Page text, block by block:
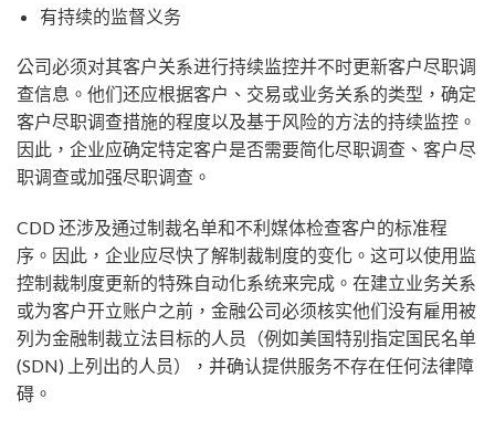
有持续的监督义务
公司必须对其客户关系进行持续监控并不时更新客户尽职调
查信息。他们还应根据客户、交易或业务关系的类型，确定
客户尽职调查措施的程度以及基于风险的方法的持续监控。
因此，企业应确定特定客户是否需要简化尽职调查、客户尽
职调查或加强尽职调查。
CDD 还涉及通过制裁名单和不利媒体检查客户的标准程
序。因此，企业应尽快了解制裁制度的变化。这可以使用监
控制裁制度更新的特殊自动化系统来完成。在建立业务关系
或为客户开立账户之前，金融公司必须核实他们没有雇用被
列为金融制裁立法目标的人员（例如美国特别指定国民名单
(SDN) 上列出的人员），并确认提供服务不存在任何法律障
碍。